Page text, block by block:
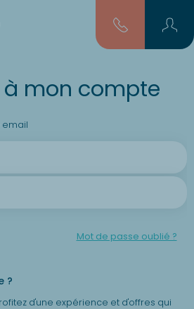
mon compte
email
Mot de passe oublié ?
?
d'une expérience et d'offres qui